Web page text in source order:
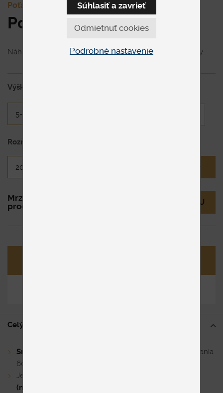
Poťahy na matrace
Poťah ELAM
Náhradný poťah na matrac vyrobený z 3D elastickej látky.
Výška
Rozmer matraca
Chcem vlastný rozmer
Mrzí nás to, ale tento
produkt už nie je v ponuke.
MÁM OTÁZKU
Celý popis
Snímateľný náhradný poťah
na matrac do teploty prania
60°C
Je určený predovšetkým
(memory) penou
Odmietnuť cookies
Súhlasiť a zavrieť
Podrobné nastavenie